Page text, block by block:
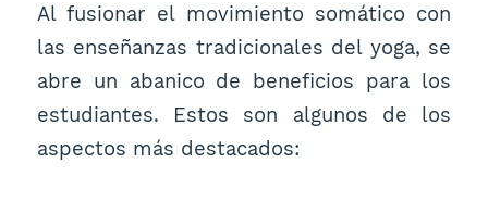
Al fusionar el movimiento somático con
las enseñanzas tradicionales del yoga, se
abre un abanico de beneficios para los
estudiantes. Estos son algunos de los
aspectos más destacados: